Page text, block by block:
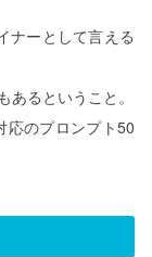
ナーとして言える
るということ。
応のプロンプト50